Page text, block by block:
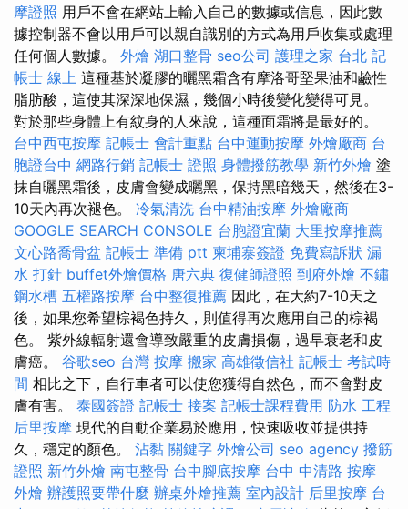
摩證照 用戶不會在網站上輸入自己的數據或信息，因此數
據控制器不會以用戶可以親自識別的方式為用戶收集或處理
任何個人數據。 外燴 湖口整骨 seo公司 護理之家 台北 記
帳士 線上 這種基於凝膠的曬黑霜含有摩洛哥堅果油和鹼性
脂肪酸，這使其深深地保濕，幾個小時後變化變得可見。
對於那些身體上有紋身的人來說，這種面霜將是最好的。
台中西屯按摩 記帳士 會計重點 台中運動按摩 外燴廠商 台
胞證台中 網路行銷 記帳士 證照 身體撥筋教學 新竹外燴 塗
抹自曬黑霜後，皮膚會變成曬黑，保持黑暗幾天，然後在3-
10天內再次褪色。 冷氣清洗 台中精油按摩 外燴廠商
GOOGLE SEARCH CONSOLE 台胞證宜蘭 大里按摩推薦
文心路喬骨盆 記帳士 準備 ptt 柬埔寨簽證 免費寫訴狀 漏
水 打針 buffet外燴價格 唐六典 復健師證照 到府外燴 不鏽
鋼水槽 五權路按摩 台中整復推薦 因此，在大約7-10天之
後，如果您希望棕褐色持久，則值得再次應用自己的棕褐
色。 紫外線輻射還會導致嚴重的皮膚損傷，過早衰老和皮
膚癌。 谷歌seo 台灣 按摩 搬家 高雄徵信社 記帳士 考試時
間 相比之下，自行車者可以使您獲得自然色，而不會對皮
膚有害。 泰國簽證 記帳士 接案 記帳士課程費用 防水 工程
后里按摩 現代的自動企業易於應用，快速吸收並提供持
久，穩定的顏色。 沾黏 關鍵字 外燴公司 seo agency 撥筋
證照 新竹外燴 南屯整骨 台中腳底按摩 台中 中清路 按摩
外燴 辦護照要帶什麼 辦桌外燴推薦 室內設計 后里按摩 台